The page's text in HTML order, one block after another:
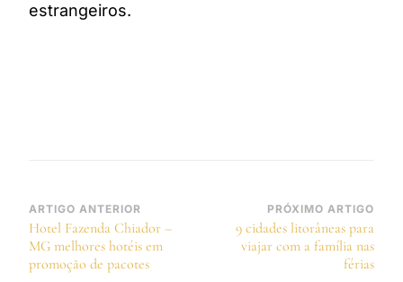
estrangeiros.
Navegação
de
post
ARTIGO ANTERIOR
Hotel Fazenda Chiador –
MG melhores hotéis em
promoção de pacotes
PRÓXIMO ARTIGO
9 cidades litorâneas para
viajar com a família nas
férias